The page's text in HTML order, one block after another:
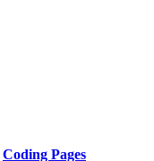
Coding Pages